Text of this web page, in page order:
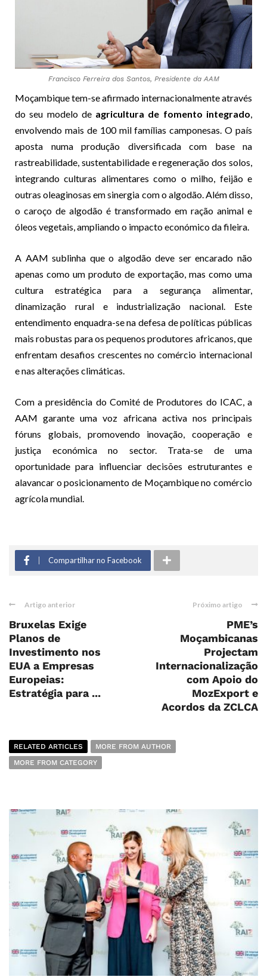
Francisco Ferreira dos Santos, Presidente da AAM
Moçambique tem-se afirmado internacionalmente através
do seu modelo de agricultura de fomento integrado,
envolvendo mais de 100 mil famílias camponesas. O país
aposta numa produção diversificada com base na
rastreabilidade, sustentabilidade e regeneração dos solos,
integrando culturas alimentares como o milho, feijão e
outras oleaginosas em sinergia com o algodão. Além disso,
o caroço de algodão é transformado em ração animal e
óleos vegetais, ampliando o impacto económico da fileira.
A AAM sublinha que o algodão deve ser encarado não
apenas como um produto de exportação, mas como uma
cultura estratégica para a segurança alimentar,
dinamização rural e industrialização nacional. Este
entendimento enquadra-se na defesa de políticas públicas
mais robustas para os pequenos produtores africanos, que
enfrentam desafios crescentes no comércio internacional
e nas alterações climáticas.
Com a presidência do Comité de Produtores do ICAC, a
AAM garante uma voz africana activa nos principais
fóruns globais, promovendo inovação, cooperação e
justiça económica no sector. Trata-se de uma
oportunidade para influenciar decisões estruturantes e
alavancar o posicionamento de Moçambique no comércio
agrícola mundial.
Compartilhar no Facebook
Artigo anterior
Bruxelas Exige
Planos de
Investimento nos
EUA a Empresas
Europeias:
Estratégia para ...
Próximo artigo
PME’s
Moçambicanas
Projectam
Internacionalização
com Apoio do
MozExport e
Acordos da ZCLCA
RELATED ARTICLES
MORE FROM AUTHOR
MORE FROM CATEGORY